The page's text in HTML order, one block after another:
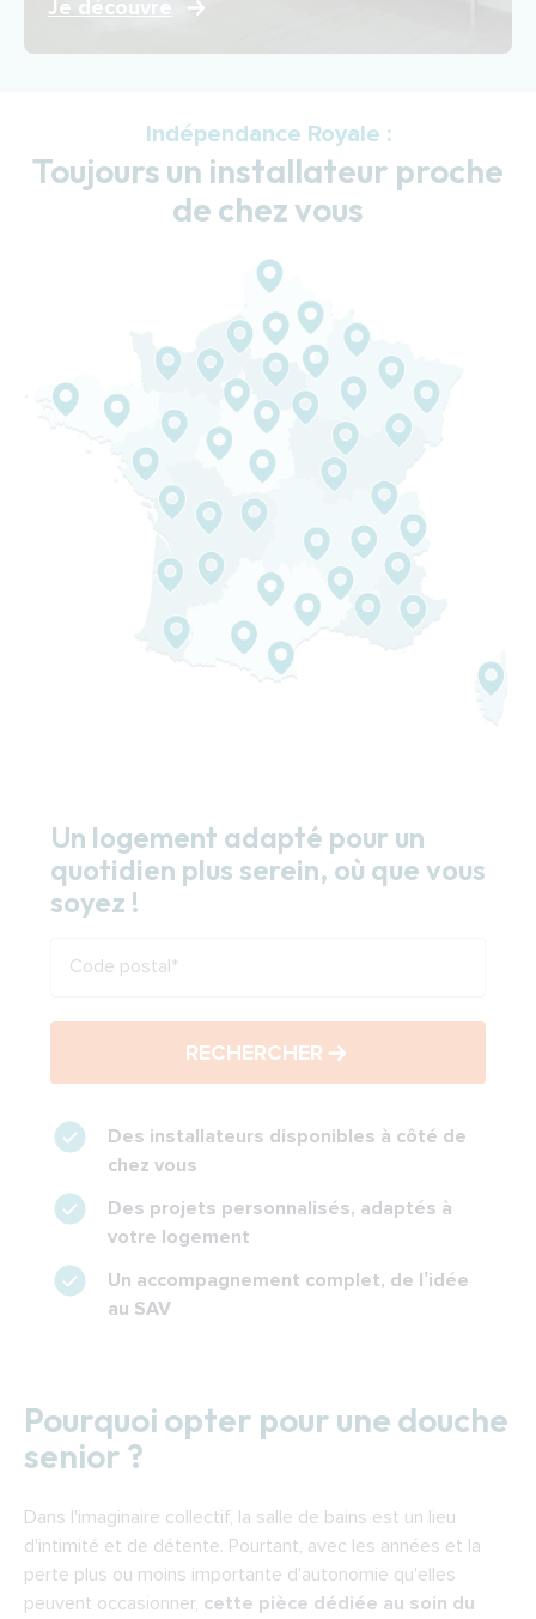
Je découvre
Indépendance Royale :
Toujours un installateur proche
de chez vous
Un logement adapté pour un
quotidien plus serein, où que vous
soyez !
Code postal*
RECHERCHER
Des installateurs disponibles à côté de
chez vous
Des projets personnalisés, adaptés à
votre logement
Un accompagnement complet, de l’idée
au SAV
Pourquoi opter pour une douche
senior ?
Dans l'imaginaire collectif, la salle de bains est un lieu
d'intimité et de détente. Pourtant, avec les années et la
perte plus ou moins importante d'autonomie qu'elles
peuvent occasionner, cette pièce dédiée au soin du